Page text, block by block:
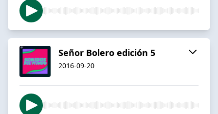
Señor Bolero edición 5
2016-09-20